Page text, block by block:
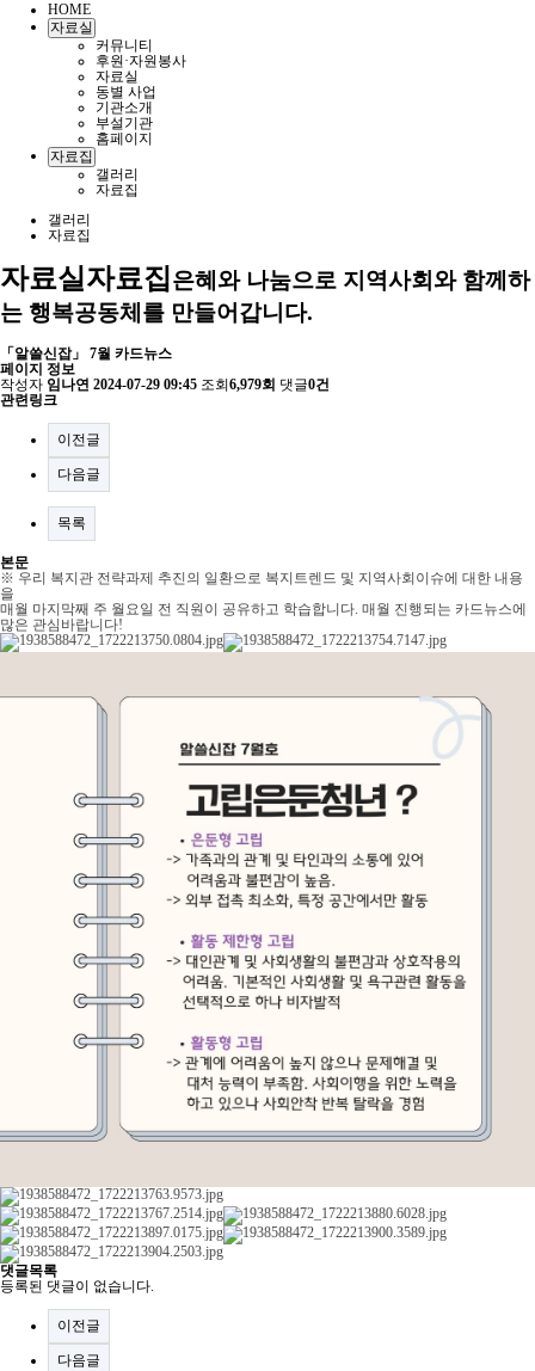
HOME
자료실
커뮤니티
후원·자원봉사
자료실
동별 사업
기관소개
부설기관
홈페이지
자료집
갤러리
자료집
갤러리
자료집
자료실자료집은혜와 나눔으로 지역사회와 함께하
는 행복공동체를 만들어갑니다.
「알쓸신잡」 7월 카드뉴스
페이지 정보
작성자 임나연 2024-07-29 09:45 조회 6,979회 댓글0건
관련링크
이전글
다음글
목록
본문
※ 우리 복지관 전략과제 추진의 일환으로 복지트렌드 및 지역사회이슈에 대한 내용
을
매월 마지막째 주 월요일 전 직원이 공유하고 학습합니다. 매월 진행되는 카드뉴스에
많은 관심바랍니다!
댓글목록
등록된 댓글이 없습니다.
이전글
다음글